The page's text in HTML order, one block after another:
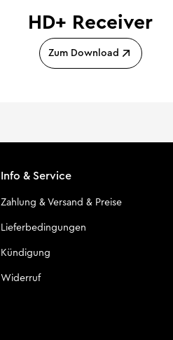
HD+ Receiver
Zum Download
Info & Service
Zahlung & Versand & Preise
Lieferbedingungen
Kündigung
Widerruf